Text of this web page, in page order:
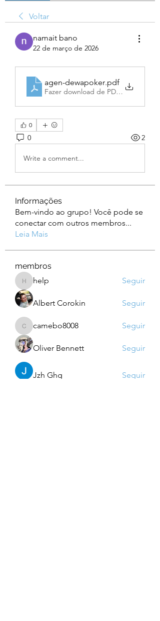
Voltar
namait bano
22 de março de 2026
agen-dewapoker.pdf
Fazer download de PDF • 620KB
0
0 2
Write a comment...
Informações
Bem-vindo ao grupo! Você pode se
conectar com outros membros...
Leia Mais
membros
helphelp Seguir
Albert Corokin Seguir
camebo8008
camebo8008 Seguir
Oliver Bennett Seguir
Jzh Ghg
Seguir